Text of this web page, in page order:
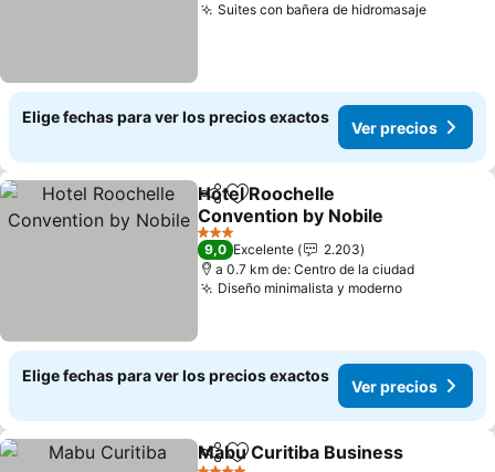
Suites con bañera de hidromasaje
Elige fechas para ver los precios exactos
Ver precios
CompartirAgregar a favoritos
Hotel Roochelle
Convention by Nobile
3 Estrellas
9,0 Excelente
2.203
a 0.7 km de: Centro de la ciudad
Diseño minimalista y moderno
Elige fechas para ver los precios exactos
Ver precios
CompartirAgregar a favoritos
Mabu Curitiba Business